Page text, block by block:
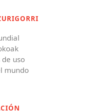
de uso
mundo